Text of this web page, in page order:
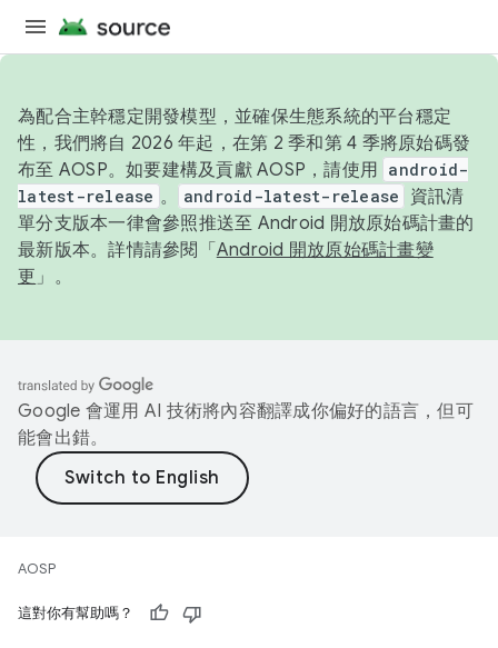
為配合主幹穩定開發模型，並確保生態系統的平台穩定
性，我們將自 2026 年起，在第 2 季和第 4 季將原始碼發
布至 AOSP。如要建構及貢獻 AOSP，請使用 android-
latest-release 。 android-latest-release
資訊清
單分支版本一律會參照推送至 Android 開放原始碼計畫的
最新版本。詳情請參閱「 Android 開放原始碼計畫變
更 」。
Google 會運用 AI 技術將內容翻譯成你偏好的語言，但可
能會出錯。
AOSP
這對你有幫助嗎？